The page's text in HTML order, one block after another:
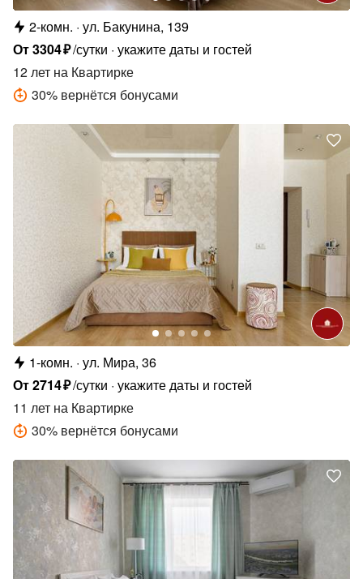
2-комн. ул. Бакунина, 139
От3304₽/сутки укажите даты и гостей
12 лет на Квартирке
30% вернётся бонусами
1-комн. ул. Мира, 36
От2714₽/сутки укажите даты и гостей
11 лет на Квартирке
30% вернётся бонусами